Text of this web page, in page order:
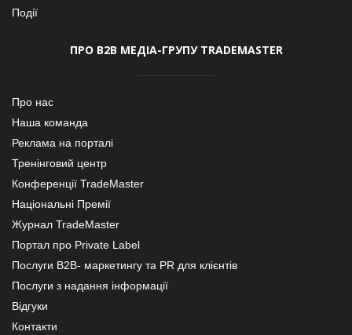
Події
ПРО В2В МЕДІА-ГРУПУ TRADEMASTER
Про нас
Наша команда
Реклама на порталі
Тренінговий центр
Конференції TradeMaster
Національні Премії
Журнал TradeMaster
Портал про Private Label
Послуги В2В- маркетингу та PR для клієнтів
Послуги з надання інформації
Відгуки
Контакти